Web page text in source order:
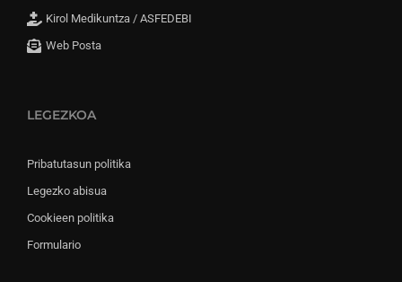
Kirol Medikuntza / ASFEDEBI
Web Posta
LEGEZKOA
Pribatutasun politika
Legezko abisua
Cookieen politika
Formulario